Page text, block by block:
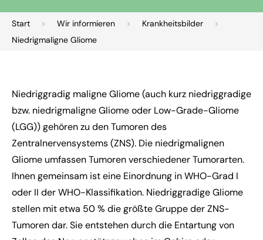
Start > Wir informieren > Krankheitsbilder
>
Niedrigmaligne Gliome
Niedriggradig maligne Gliome (auch kurz niedriggradige
bzw. niedrigmaligne Gliome oder Low-Grade-Gliome
(LGG)) gehören zu den Tumoren des
Zentralnervensystems (ZNS). Die niedrigmalignen
Gliome umfassen Tumoren verschiedener Tumorarten.
Ihnen gemeinsam ist eine Einordnung in WHO-Grad I
oder II der WHO-Klassifikation. Niedriggradige Gliome
stellen mit etwa 50 % die größte Gruppe der ZNS-
Tumoren dar. Sie entstehen durch die Entartung von